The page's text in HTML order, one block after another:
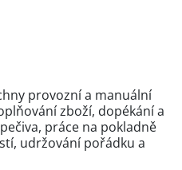
provozní a manuální
zboží, dopékání a
práce na pokladně
udržování pořádku a